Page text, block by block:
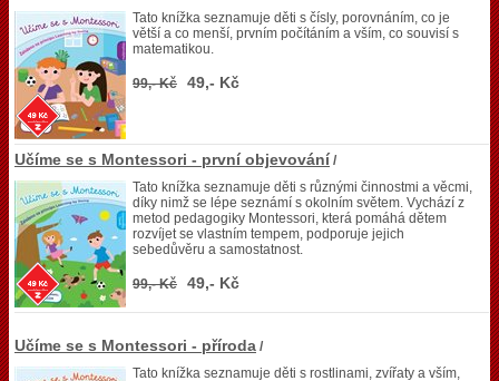
Tato knížka seznamuje děti s čísly, porovnáním, co je
větší a co menší, prvním počítáním a vším, co souvisí s
matematikou.
99,- Kč 49,- Kč
Učíme se s Montessori - první objevování /
Tato knížka seznamuje děti s různými činnostmi a věcmi,
díky nimž se lépe seznámí s okolním světem. Vychází z
metod pedagogiky Montessori, která pomáhá dětem
rozvíjet se vlastním tempem, podporuje jejich
sebedůvěru a samostatnost.
99,- Kč 49,- Kč
Učíme se s Montessori - příroda /
Tato knížka seznamuje děti s rostlinami, zvířaty a vším,